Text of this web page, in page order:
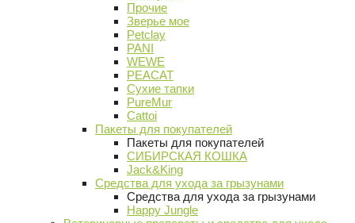
Прочие
Зверье мое
Petclay
PANI
WEWE
PEACAT
Сухие тапки
PureMur
Cattoi
Пакеты для покупателей
Пакеты для покупателей
СИБИРСКАЯ КОШКА
Jack&King
Средства для ухода за грызунами
Средства для ухода за грызунами
Happy Jungle